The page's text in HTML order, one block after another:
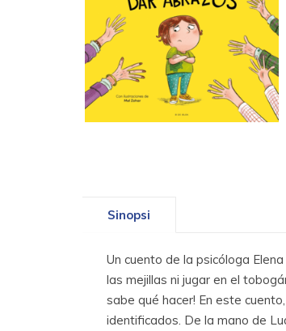
Sinopsi
Un cuento de la psicóloga
las mejillas ni jugar en el
sabe qué hacer! En este
identificados. De la mano de